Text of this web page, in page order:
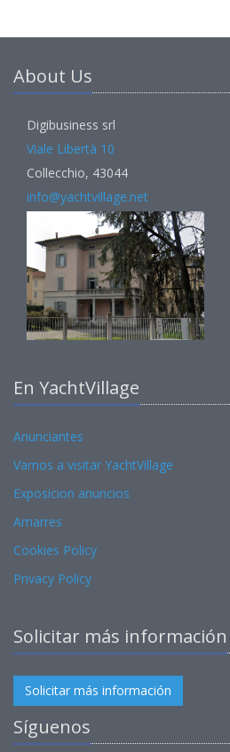
About Us
Digibusiness srl
Viale Libertà 10
Collecchio, 43044
info@yachtvillage.net
En YachtVillage
Anunciantes
Vamos a visitar YachtVillage
Exposicion anuncios
Amarres
Cookies Policy
Privacy Policy
Solicitar más información
Solicitar más información
Síguenos